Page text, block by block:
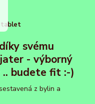
tablet
svému
- výborný
budete fit :-)
z bylin a